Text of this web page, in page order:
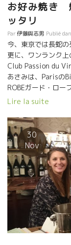
お好み焼き
ッタリ
Par伊藤與志男 Publié
今、東京では長蛇
更に、ワンランク上
Club Passion du
あさみは、Parisの
ROBEガード・ロー
育ちの日本人。今は
わっている。 店長
の中心アルデッシ
イン。 流石の選択
南ローヌのタップ
感からくるほのか
の完璧なMC(マセ
りません。 １００
息がかかったMC仕
もタレに溶け込
ルヴァンのワイン
GARDE ROBEガー
Lire la suite
30
Nov